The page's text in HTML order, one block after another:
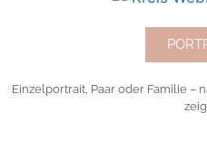
Einzelportrait, Paar oder Familie –